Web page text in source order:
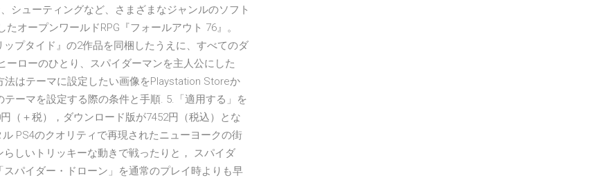
シューティングなど、さまざまなジャンルのソフト
オープンワールドRPG『フォールアウト 76』。
プタイド』の2作品を同梱したうえに、すべてのダ
ローのひとり、スパイダーマンを主人公にした
はテーマに設定したい画像をPlaystation Storeか
ーマを設定する際の条件と手順. 5.「適用する」を
（＋税），ダウンロード版が7452円（税込）とな
PS4のクオリティで再現されたニューヨークの街
しいトリッキーな動きで戦ったりと， スパイダ
パイダー・ドローン」を通常のプレイ時よりも早